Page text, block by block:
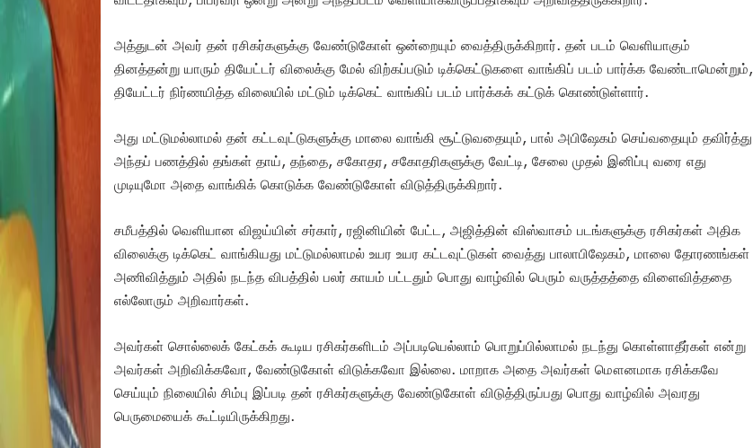
அத்துடன் அவர் தன் ரசிகர்களுக்கு வேண்டுகோள் ஒன்றையும் வைத்திருக்கிறார். தன் படம் வெளியாகும்
தினத்தன்று யாரும் தியேட்டர் விலைக்கு மேல் விற்கப்படும் டிக்கெட்டுகளை வாங்கிப் படம் பார்க்க வேண்டாமென்றும்,
தியேட்டர் நிர்ணயித்த விலையில் மட்டும் டிக்கெட் வாங்கிப் படம் பார்க்கக் கட்டுக் கொண்டுள்ளார்.
அது மட்டுமல்லாமல் தன் கட்டவுட்டுகளுக்கு மாலை வாங்கி சூட்டுவதையும், பால் அபிஷேகம் செய்வதையும் தவிர்த்து
அந்தப் பணத்தில் தங்கள் தாய், தந்தை, சகோதர, சகோதரிகளுக்கு வேட்டி, சேலை முதல் இனிப்பு வரை எது
முடியுமோ அதை வாங்கிக் கொடுக்க வேண்டுகோள் விடுத்திருக்கிறார்.
சமீபத்தில் வெளியான விஜய்யின் சர்கார், ரஜினியின் பேட்ட, அஜித்தின் விஸ்வாசம் படங்களுக்கு ரசிகர்கள் அதிக
விலைக்கு டிக்கெட் வாங்கியது மட்டுமல்லாமல் உயர உயர கட்டவுட்டுகள் வைத்து பாலாபிஷேகம், மாலை தோரணங்கள்
அணிவித்தும் அதில் நடந்த விபத்தில் பலர் காயம் பட்டதும் பொது வாழ்வில் பெரும் வருத்தத்தை விளைவித்ததை
எல்லோரும் அறிவார்கள்.
அவர்கள் சொல்லைக் கேட்கக் கூடிய ரசிகர்களிடம் அப்படியெல்லாம் பொறுப்பில்லாமல் நடந்து கொள்ளாதீர்கள் என்று
அவர்கள் அறிவிக்கவோ, வேண்டுகோள் விடுக்கவோ இல்லை. மாறாக அதை அவர்கள் மௌனமாக ரசிக்கவே
செய்யும் நிலையில் சிம்பு இப்படி தன் ரசிகர்களுக்கு வேண்டுகோள் விடுத்திருப்பது பொது வாழ்வில் அவரது
பெருமையைக் கூட்டியிருக்கிறது.